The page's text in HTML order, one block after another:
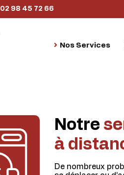
02 98 45 72 66
Nos Services
Notre
à
De nombreux